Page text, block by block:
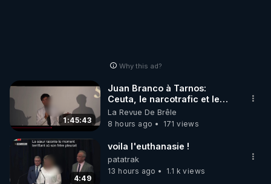
Why this ad?
1:45:43
Juan Branco à Tarnos:
Ceuta, le narcotrafic et le
pouvoir en France
La Revue De Brêle
8 hours ago
171 views
4:49
voila l'euthanasie !
patatrak
13 hours ago
1.1 k views